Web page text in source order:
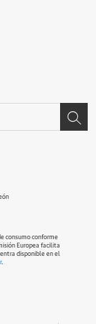
consumo conforme
Europea facilita
disponible en el
.